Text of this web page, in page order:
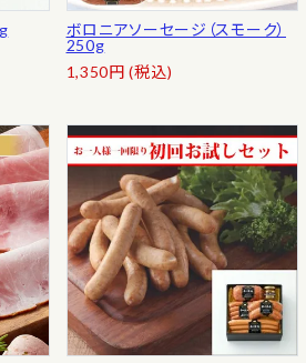
ボロニアソーセージ（スモーク）
250g
1,350円(税込)